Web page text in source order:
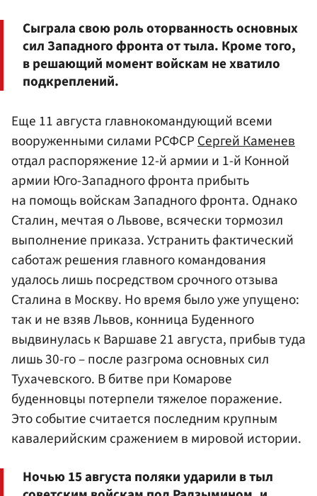
Сыграла свою роль оторванность основных
сил Западного фронта от тыла. Кроме того,
в решающий момент войскам не хватило
подкреплений.
Еще 11 августа главнокомандующий всеми
вооруженными силами РСФСР Сергей Каменев
отдал распоряжение 12-й армии и 1-й Конной
армии Юго-Западного фронта прибыть
на помощь войскам Западного фронта. Однако
Сталин, мечтая о Львове, всячески тормозил
выполнение приказа. Устранить фактический
саботаж решения главного командования
удалось лишь посредством срочного отзыва
Сталина в Москву. Но время было уже упущено:
так и не взяв Львов, конница Буденного
выдвинулась к Варшаве 21 августа, прибыв туда
лишь 30-го – после разгрома основных сил
Тухачевского. В битве при Комарове
буденновцы потерпели тяжелое поражение.
Это событие считается последним крупным
кавалерийским сражением в мировой истории.
Ночью 15 августа поляки ударили в тыл